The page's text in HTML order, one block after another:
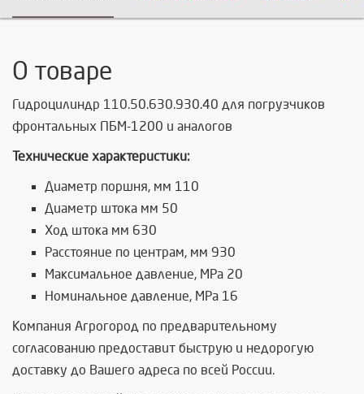
О товаре
Гидроцилиндр 110.50.630.930.40 для погрузчиков
фронтальных ПБМ-1200 и аналогов
Технические характеристики:
Диаметр поршня, мм 110
Диаметр штока мм 50
Ход штока мм 630
Расстояние по центрам, мм 930
Максимальное давление, MPa 20
Номинальное давление, MPa 16
Компания Агрогород по предварительному
согласованию предоставит быструю и недорогую
доставку до Вашего адреса по всей России.